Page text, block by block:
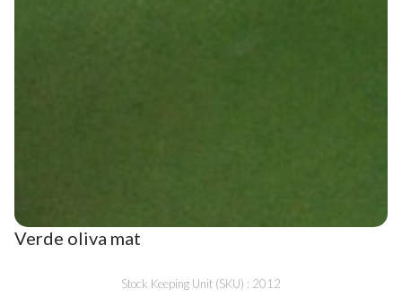
Verde oliva mat
Stock Keeping Unit (SKU) : 2012